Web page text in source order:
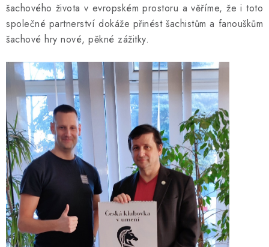
Obchodní podmínky FAQ
šachového života v evropském prostoru a věříme, že i toto
společné partnerství dokáže přinést šachistům a fanouškům
šachové hry nové, pěkné zážitky.